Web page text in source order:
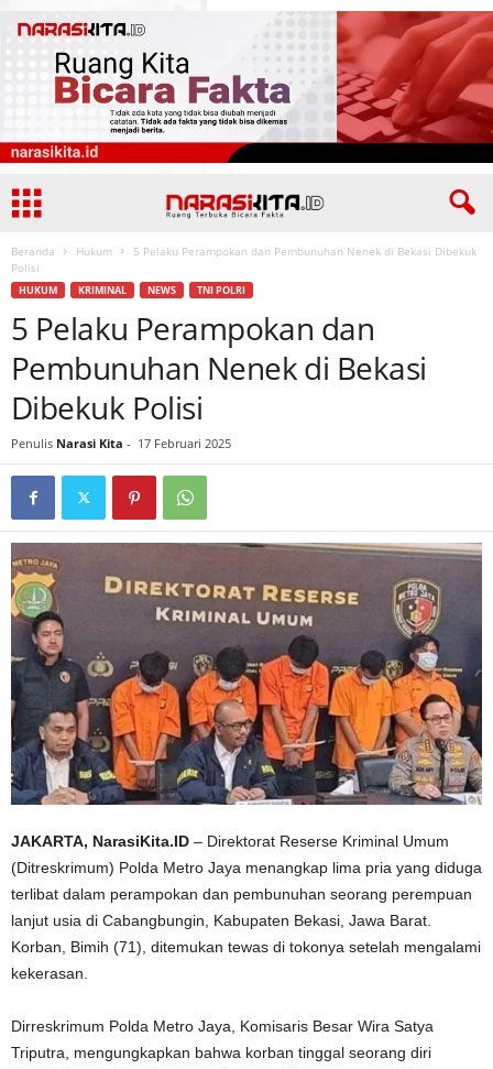
Beranda Hukum
5 Pelaku Perampokan dan Pembunuhan Nenek di Bekasi Dibekuk
Polisi
HUKUM KRIMINAL NEWS TNI POLRI
5 Pelaku Perampokan dan
Pembunuhan Nenek di Bekasi
Dibekuk Polisi
Penulis Narasi Kita - 17 Februari 2025
JAKARTA, NarasiKita.ID – Direktorat Reserse Kriminal Umum
(Ditreskrimum) Polda Metro Jaya menangkap lima pria yang diduga
terlibat dalam perampokan dan pembunuhan seorang perempuan
lanjut usia di Cabangbungin, Kabupaten Bekasi, Jawa Barat.
Korban, Bimih (71), ditemukan tewas di tokonya setelah mengalami
kekerasan.
Dirreskrimum Polda Metro Jaya, Komisaris Besar Wira Satya
Triputra, mengungkapkan bahwa korban tinggal seorang diri